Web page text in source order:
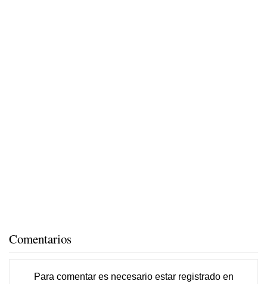
Comentarios
Para comentar es necesario estar registradoen